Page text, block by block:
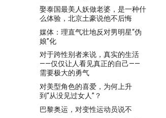
娶泰国最美人妖做老婆，是一种什
么体验，北京土豪说他不后悔
媒体：理直气壮地反对男明星“伪
娘”化
对于跨性别者来说，真实的生活
——仅仅让人看见真正的自己——
需要极大的勇气
对美型角色的喜爱，为何上升
到“从没见过女人”？
巴黎奥运，对变性运动员说不